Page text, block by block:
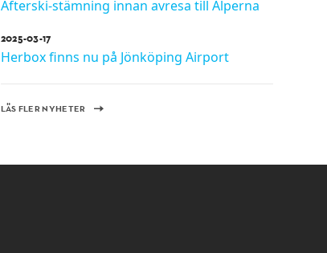
Afterski-stämning innan avresa till Alperna
2025-03-17
Herbox finns nu på Jönköping Airport
LÄS FLER NYHETER